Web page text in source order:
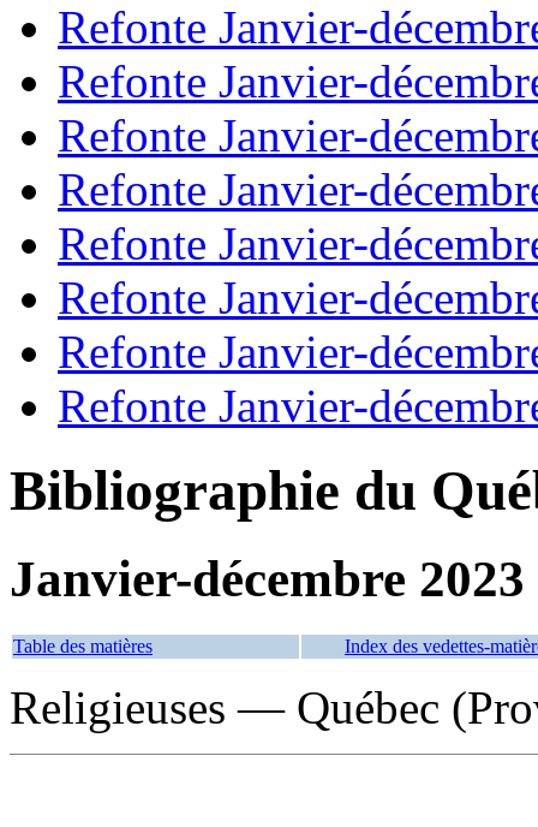
Refonte Janvier-
Refonte Janvier-
Refonte Janvier-
Refonte Janvier-
Refonte Janvier-
Refonte Janvier-
Refonte Janvier-
Refonte Janvier-
Bibliographie du
Janvier-décembre 2023
Table des matières Index des vedettes-
Religieuses — Québec